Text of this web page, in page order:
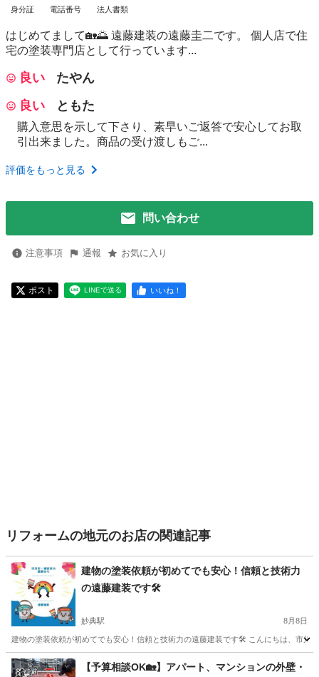
身分証 電話番号 法人書類
はじめてまして🏡🌅 遠藤建装の遠藤圭二です。 個人店で住
宅の塗装専門店として行っています...
良い
たやん
良い
ともた
購入意思を示して下さり、素早いご返答で安心してお取
引出来ました。商品の受け渡しもご...
評価をもっと見る
問い合わせ
注意事項 通報 お気に入り
ポスト LINEで送る いいね！
リフォームの地元のお店の関連記事
建物の塗装依頼が初めてでも安心！信頼と技術力
の遠藤建装です🛠️
妙典駅 8月8日
建物の塗装依頼が初めてでも安心！信頼と技術力の遠藤建装です🛠️ こんにちは、市川
千葉 市川市 妙典駅 リフォーム 建物
【予算相談OK🏡】アパート、マンションの外壁・